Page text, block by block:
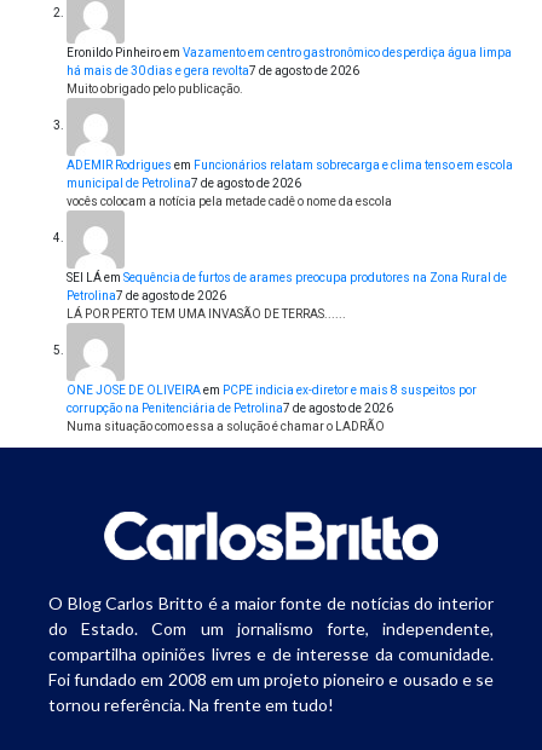
Eronildo Pinheiroem Vazamento em centro gastronômico desperdiça água limpa
há mais de 30 dias e gera revolta7 de agosto de 2026
Muito obrigado pelo publicação.
ADEMIR Rodrigues em Funcionários relatam sobrecarga e clima tenso em escola
municipal de Petrolina7 de agosto de 2026
vocês colocam a notícia pela metade cadê o nome da escola
SEI LÁem Sequência de furtos de arames preocupa produtores na Zona Rural de
Petrolina7 de agosto de 2026
LÁ POR PERTO TEM UMA INVASÃO DE TERRAS......
ONE JOSE DE OLIVEIRAem PCPE indicia ex-diretor e mais 8 suspeitos por
corrupção na Penitenciária de Petrolina7 de agosto de 2026
Numa situação como essa a solução é chamar o LADRÃO
O Blog Carlos Britto é a maior fonte de notícias do interior
do Estado. Com um jornalismo forte, independente,
compartilha opiniões livres e de interesse da comunidade.
Foi fundado em 2008 em um projeto pioneiro e ousado e se
tornou referência. Na frente em tudo!